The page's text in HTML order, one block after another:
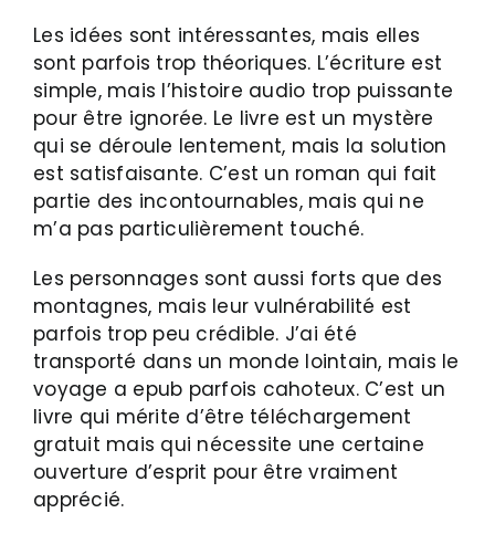
Les idées sont intéressantes, mais elles
sont parfois trop théoriques. L’écriture est
simple, mais l’histoire audio trop puissante
pour être ignorée. Le livre est un mystère
qui se déroule lentement, mais la solution
est satisfaisante. C’est un roman qui fait
partie des incontournables, mais qui ne
m’a pas particulièrement touché.
Les personnages sont aussi forts que des
montagnes, mais leur vulnérabilité est
parfois trop peu crédible. J’ai été
transporté dans un monde lointain, mais le
voyage a epub parfois cahoteux. C’est un
livre qui mérite d’être téléchargement
gratuit mais qui nécessite une certaine
ouverture d’esprit pour être vraiment
apprécié.